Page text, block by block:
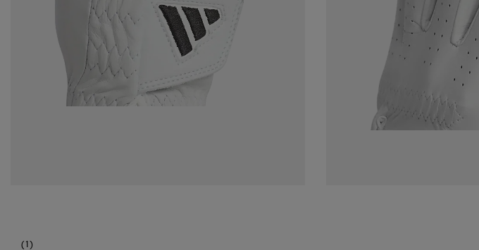
(1)